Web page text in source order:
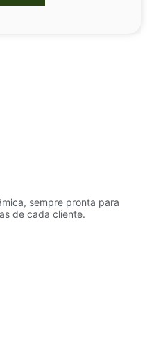
sempre pronta para
de cada cliente.